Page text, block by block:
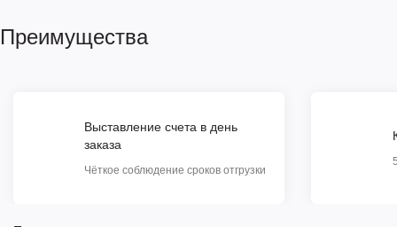
Преимущества
Выставление счета в день
заказа
Чёткое соблюдение сроков отгрузки